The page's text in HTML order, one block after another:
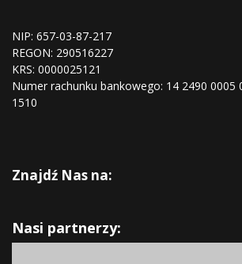
NIP: 657-03-87-217
REGON: 290516227
KRS: 0000025121
Numer rachunku bankowego: 14 2490 0005
1510
Znajdź Nas na:
Nasi partnerzy: